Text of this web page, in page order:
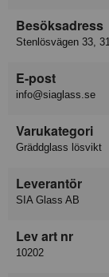
Besöksadress
Stenlösvägen 33,
E-post
info@siaglass.se
Varukategori
Gräddglass lösvikt
Leverantör
SIA Glass AB
Lev art nr
10202